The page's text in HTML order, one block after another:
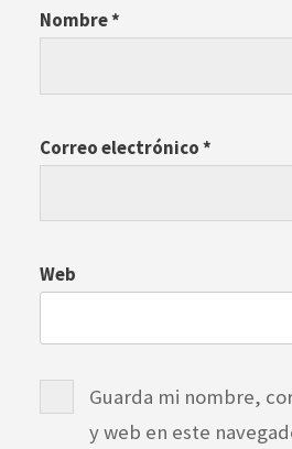
Nombre*
Correo electrónico*
Web
Guarda mi nombre,
y web en este